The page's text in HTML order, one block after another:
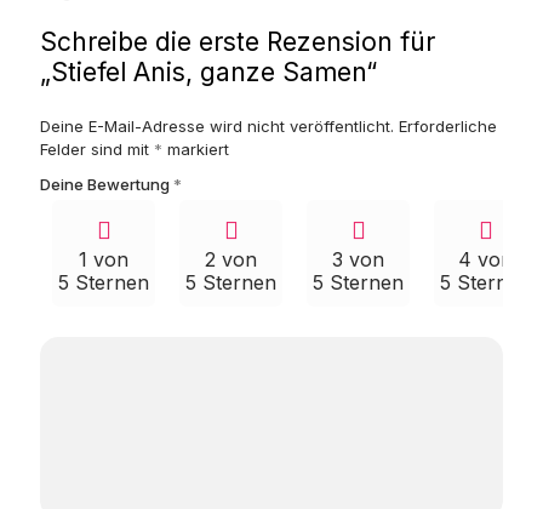
Schreibe die erste Rezension für
„Stiefel Anis, ganze Samen“
Deine E-Mail-Adresse wird nicht veröffentlicht. Erforderliche
Felder sind mit * markiert
Deine Bewertung *
1 von
5 Sternen
2 von
5 Sternen
3 von
5 Sternen
4 von
5 Sternen